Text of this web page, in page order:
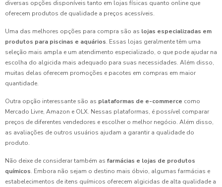
diversas opções disponíveis tanto em lojas físicas quanto online que
oferecem produtos de qualidade a preços acessíveis.
Uma das melhores opções para compra são as lojas especializadas em
produtos para piscinas e aquários. Essas lojas geralmente têm uma
seleção mais ampla e um atendimento especializado, o que pode ajudar na
escolha do algicida mais adequado para suas necessidades. Além disso,
muitas delas oferecem promoções e pacotes em compras em maior
quantidade.
Outra opção interessante são as plataformas de e-commerce como
Mercado Livre, Amazon e OLX. Nessas plataformas, é possível comparar
preços de diferentes vendedores e escolher o melhor negócio. Além disso,
as avaliações de outros usuários ajudam a garantir a qualidade do
produto.
Não deixe de considerar também as farmácias e lojas de produtos
químicos. Embora não sejam o destino mais óbvio, algumas farmácias e
estabelecimentos de itens químicos oferecem algicidas de alta qualidade a